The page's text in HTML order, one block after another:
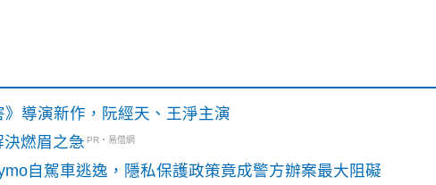
導演新作，阮經天、王淨主演
燃眉之急 PR・易借網
自駕車逃逸，隱私保護政策竟成警方辦案最大阻礙